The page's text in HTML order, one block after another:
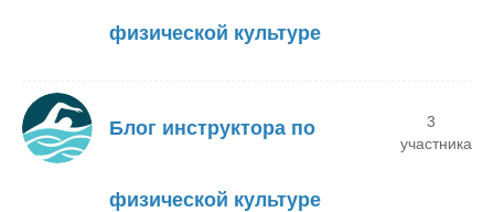
физической культуре
Блог инструктора по
физической культуре
3
участника